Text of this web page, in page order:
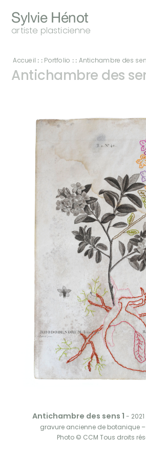
Sylvie Hénot
artiste plasticienne
Portfolio
A
Ecrits
Accueil : : Portfolio : : Antichambre des
Antichambre des
Antichambre des sens 1 -
gravure ancienne de botanique –
Photo © CCM Tous droits